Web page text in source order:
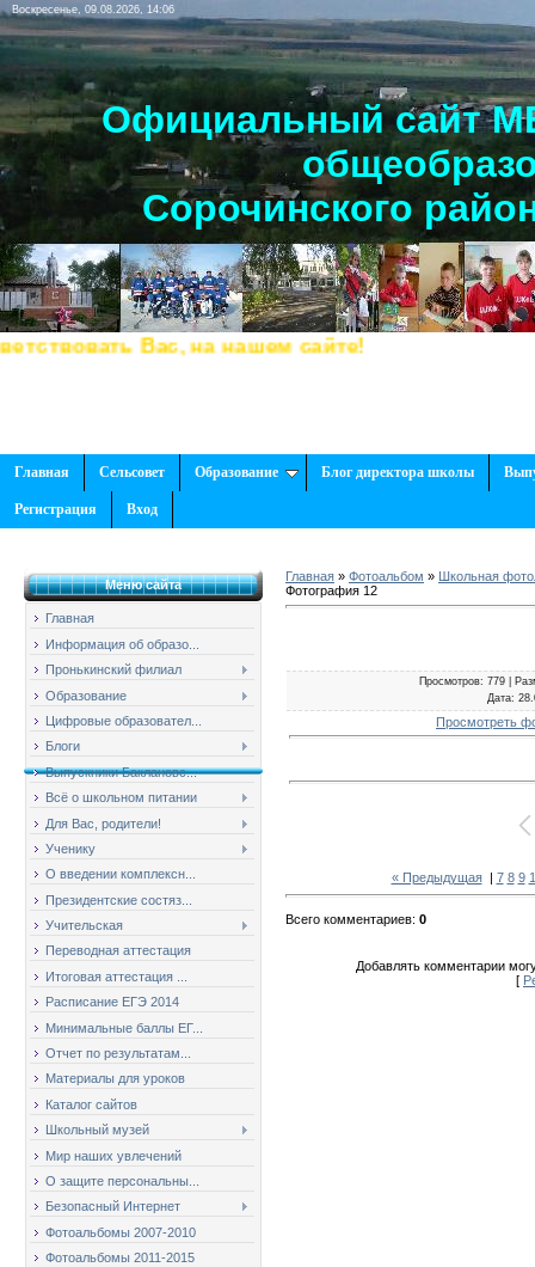
Воскресенье, 09.08.2026, 14:06
Официальный сайт
Сорочинского
Вас, на нашем сайте!
Главная Сельсовет Образование Блог директора школы
Регистрация Вход
Меню сайта
Главная
Информация об образо...
Пронькинский филиал
Образование
Цифровые образовател...
Блоги
Выпускники Баклановс...
Всё о школьном питании
Для Вас, родители!
Ученику
О введении комплексн...
Президентские состяз...
Учительская
Переводная аттестация
Итоговая аттестация ...
Расписание ЕГЭ 2014
Минимальные баллы ЕГ...
Отчет по результатам...
Материалы для уроков
Каталог сайтов
Школьный музей
Мир наших увлечений
О защите персональны...
Безопасный Интернет
Фотоальбомы 2007-2010
Фотоальбомы 2011-2015
Главная » Фотоальбом » Школьная
Фотография 12
Просмотров: 779 |
Дата:
Просмотреть
« Предыдущая| 7 8 9
Всего комментариев: 0
Добавлять комментарии
[